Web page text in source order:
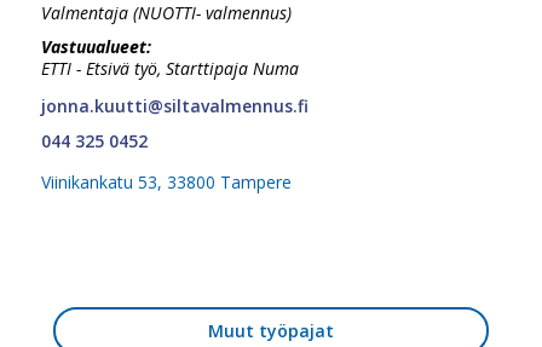
Valmentaja (NUOTTI- valmennus)
Vastuualueet:
ETTI - Etsivä työ, Starttipaja Numa
jonna.kuutti@siltavalmennus.fi
044 325 0452
Viinikankatu 53, 33800 Tampere
Muut työpajat